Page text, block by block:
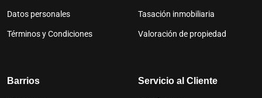
Datos personales
Términos y Condiciones
Tasación inmobiliaria
Valoración de propiedad
Barrios Servicio al Cliente